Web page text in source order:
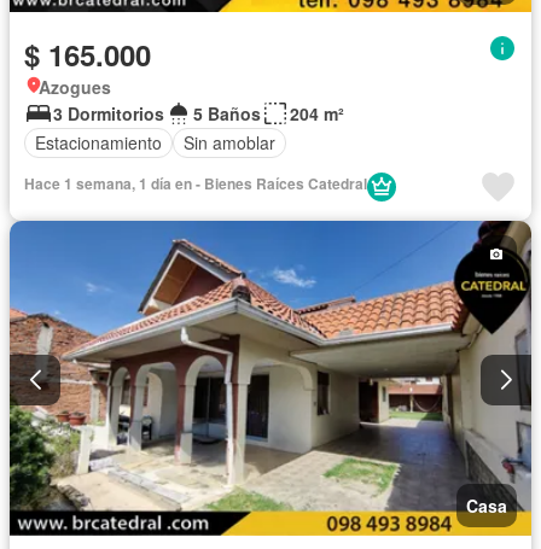
$ 165.000
Azogues
3 Dormitorios
5 Baños
204 m²
Estacionamiento
Sin amoblar
Hace 1 semana, 1 día en - Bienes Raíces Catedral
Casa